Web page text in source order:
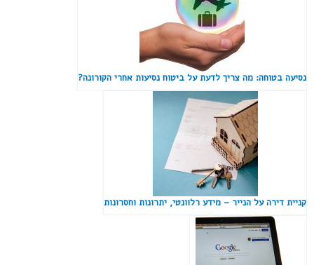
נסיעה בטוחה: מה צריך לדעת על ביטוח נסיעות אחרי הקורונה?
קניית דירה על הנייר – מידע רלוונטי, יתרונות וחסרונות